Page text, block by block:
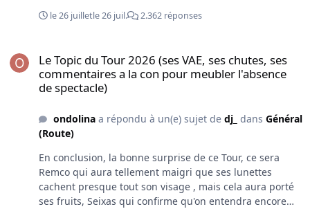
le 26 juilletle 26 juil. 2.362 réponses
Le Topic du Tour 2026 (ses VAE, ses chutes, ses
commentaires a la con pour meubler l'absence
de spectacle)
ondolinaa répondu à un(e) sujet de dj_ dans Général
(Route)
En conclusion, la bonne surprise de ce Tour, ce sera
Remco qui aura tellement maigri que ses lunettes
cachent presque tout son visage , mais cela aura porté
ses fruits, Seixas qui confirme qu'on entendra encore